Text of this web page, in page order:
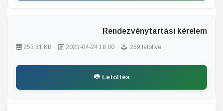
Rendezvénytartási kérelem
253.81 KB 2023-04-24 18:00 259 letöltve
Letöltés